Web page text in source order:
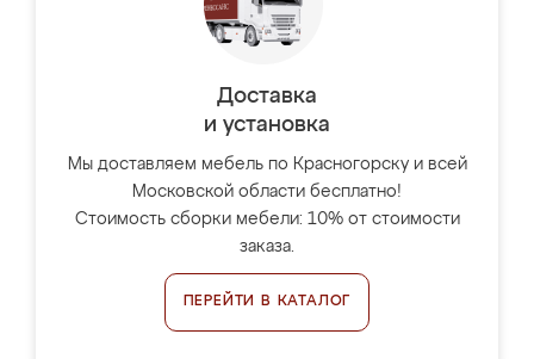
Доставка
и установка
Мы доставляем мебель по Красногорску и всей
Московской области бесплатно!
Стоимость сборки мебели: 10% от стоимости
заказа.
ПЕРЕЙТИ В КАТАЛОГ